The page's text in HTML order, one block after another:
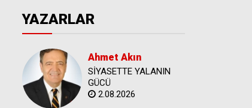
YAZARLAR
Ahmet Akın
SİYASETTE YALANIN
GÜCÜ
2.08.2026